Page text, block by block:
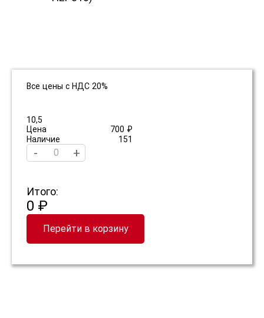
Все цены с НДС 20%
10,5
Цена
700 ₽
Наличие
151
- +
Итого:
0 ₽
Перейти в корзину